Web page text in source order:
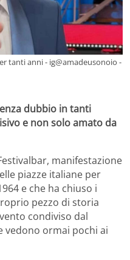
tanti anni - ig@amadeusonoio -
dubbio in tanti
e non solo amato da
manifestazione
piazze italiane per
e che ha chiuso i
pezzo di storia
condiviso dal
vedono ormai pochi ai